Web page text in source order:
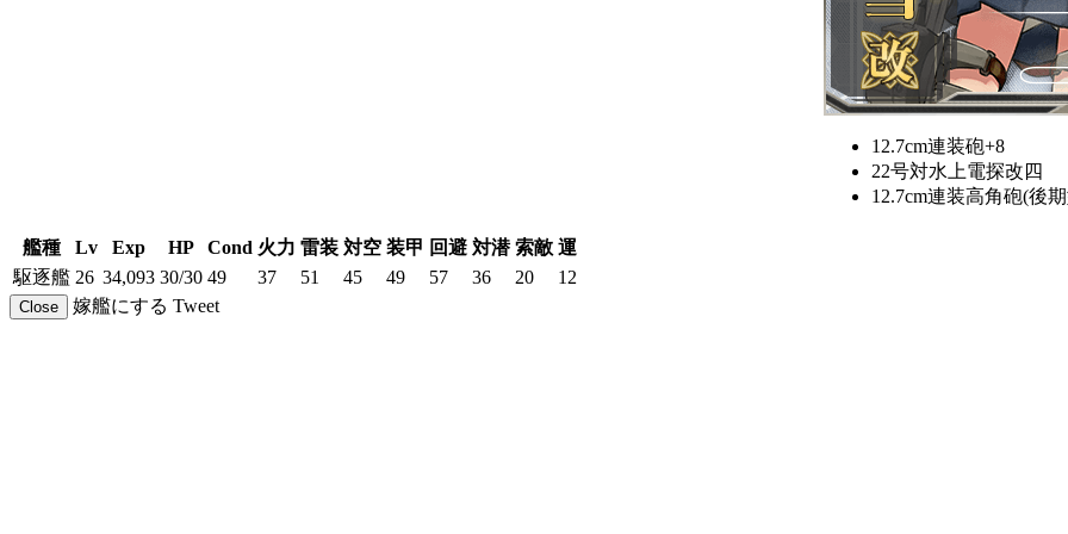
12.7cm連装砲+8
22号対水上電探改四
12.7cm連装高角砲(後
艦種 Lv Exp HP Cond 火力 雷装 対空 装甲 回避 対潜 索敵 運
駆逐艦 26 34,093 30/30 49 37 51 45 49 57 36 20 12
Close 嫁艦にする Tweet